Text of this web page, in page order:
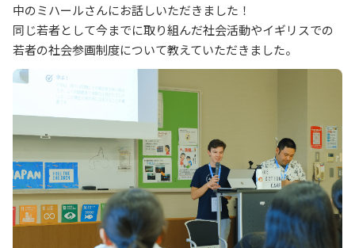
中のミハールさんにお話しいただきました！
同じ若者として今までに取り組んだ社会活動やイギリスでの
若者の社会参画制度について教えていただきました。